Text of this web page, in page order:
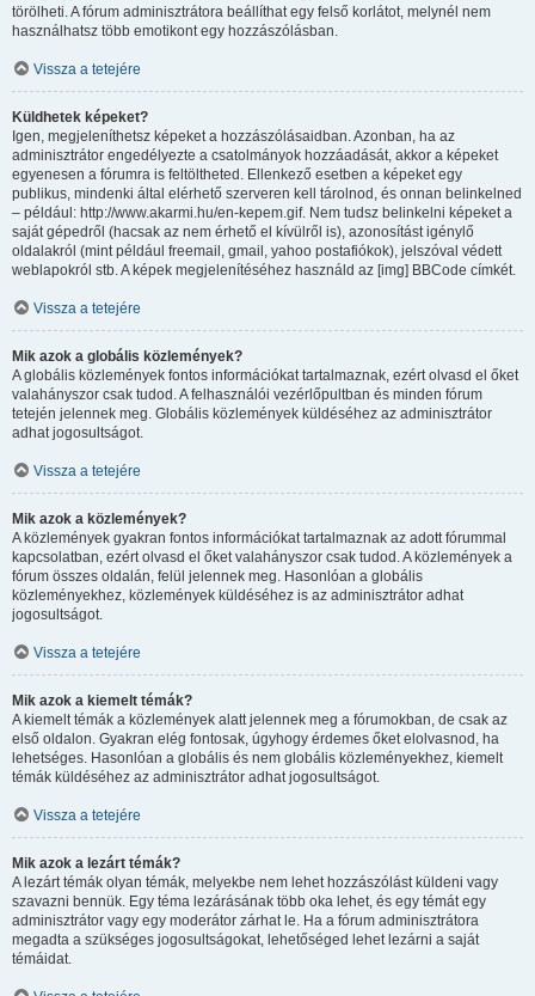
törölheti. A fórum adminisztrátora beállíthat egy felső korlátot, melynél nem
használhatsz több emotikont egy hozzászólásban.
Vissza a tetejére
Küldhetek képeket?
Igen, megjeleníthetsz képeket a hozzászólásaidban. Azonban, ha az
adminisztrátor engedélyezte a csatolmányok hozzáadását, akkor a képeket
egyenesen a fórumra is feltöltheted. Ellenkező esetben a képeket egy
publikus, mindenki által elérhető szerveren kell tárolnod, és onnan belinkelned
– például: http://www.akarmi.hu/en-kepem.gif. Nem tudsz belinkelni képeket a
saját gépedről (hacsak az nem érhető el kívülről is), azonosítást igénylő
oldalakról (mint például freemail, gmail, yahoo postafiókok), jelszóval védett
weblapokról stb. A képek megjelenítéséhez használd az [img] BBCode címkét.
Vissza a tetejére
Mik azok a globális közlemények?
A globális közlemények fontos információkat tartalmaznak, ezért olvasd el őket
valahányszor csak tudod. A felhasználói vezérlőpultban és minden fórum
tetején jelennek meg. Globális közlemények küldéséhez az adminisztrátor
adhat jogosultságot.
Vissza a tetejére
Mik azok a közlemények?
A közlemények gyakran fontos információkat tartalmaznak az adott fórummal
kapcsolatban, ezért olvasd el őket valahányszor csak tudod. A közlemények a
fórum összes oldalán, felül jelennek meg. Hasonlóan a globális
közleményekhez, közlemények küldéséhez is az adminisztrátor adhat
jogosultságot.
Vissza a tetejére
Mik azok a kiemelt témák?
A kiemelt témák a közlemények alatt jelennek meg a fórumokban, de csak az
első oldalon. Gyakran elég fontosak, úgyhogy érdemes őket elolvasnod, ha
lehetséges. Hasonlóan a globális és nem globális közleményekhez, kiemelt
témák küldéséhez az adminisztrátor adhat jogosultságot.
Vissza a tetejére
Mik azok a lezárt témák?
A lezárt témák olyan témák, melyekbe nem lehet hozzászólást küldeni vagy
szavazni bennük. Egy téma lezárásának több oka lehet, és egy témát egy
adminisztrátor vagy egy moderátor zárhat le. Ha a fórum adminisztrátora
megadta a szükséges jogosultságokat, lehetőséged lehet lezárni a saját
témáidat.